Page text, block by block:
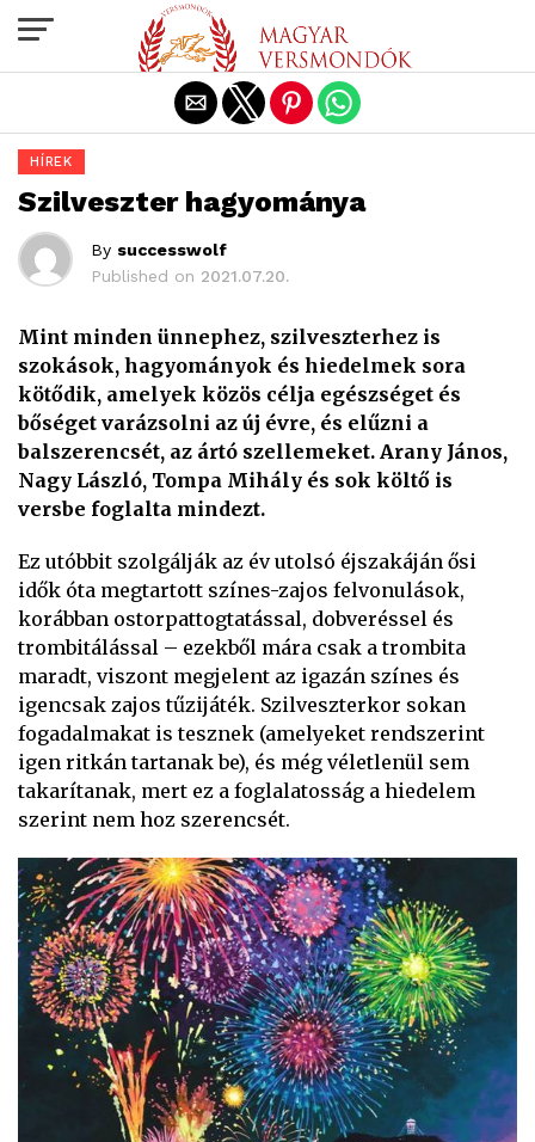
HÍREK
Szilveszter hagyománya
By successwolf
Published on 2021.07.20.
Mint minden ünnephez, szilveszterhez is
szokások, hagyományok és hiedelmek sora
kötődik, amelyek közös célja egészséget és
bőséget varázsolni az új évre, és elűzni a
balszerencsét, az ártó szellemeket. Arany János,
Nagy László, Tompa Mihály és sok költő is
versbe foglalta mindezt.
Ez utóbbit szolgálják az év utolsó éjszakáján ősi
idők óta megtartott színes-zajos felvonulások,
korábban ostorpattogtatással, dobveréssel és
trombitálással – ezekből mára csak a trombita
maradt, viszont megjelent az igazán színes és
igencsak zajos tűzijáték. Szilveszterkor sokan
fogadalmakat is tesznek (amelyeket rendszerint
igen ritkán tartanak be), és még véletlenül sem
takarítanak, mert ez a foglalatosság a hiedelem
szerint nem hoz szerencsét.
Exit mobile version